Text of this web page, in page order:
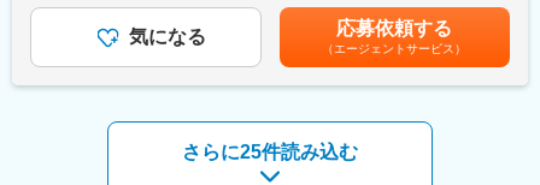
・世帯手当、早出残業手当、休日出勤手当、転勤別居手当、交通
費補助手当、新幹線通勤補助手当、帰宅交通費 等（支給条件あ
（1）自社の強み (特に尖った製品・技術)を活かした領域拡大の事
業戦略の立案と事業開発の遂行
（2）社外との戦略的アライアンス(M&A含む)手法検討と遂行
※（3）と（4）は、将来的に業務内容を拡大したいテーマであ
り、中長期的に業務拡張をお願いしていきたいテーマ。
通じて上下する可能性があります。月給(月額)は固定手当を含めた
表記です。気になる 応募依頼する
（エージェントサービス）
さらに25件読み込む